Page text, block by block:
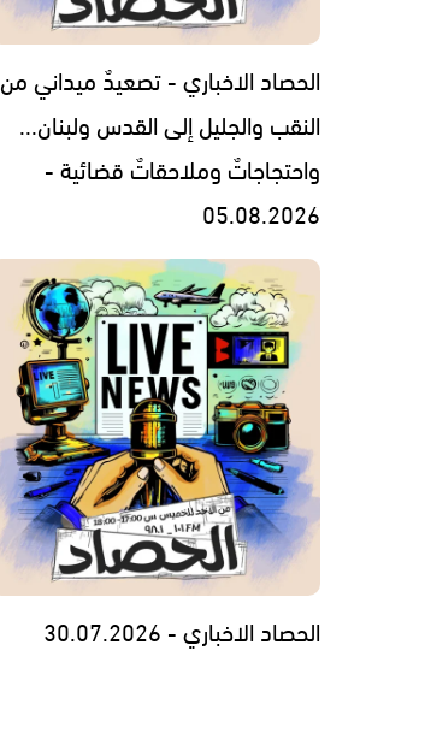
الحصاد الاخباري - تصعيدٌ ميداني من
النقب والجليل إلى القدس ولبنان...
واحتجاجاتٌ وملاحقاتٌ قضائية -
05.08.2026
الحصاد الاخباري - 30.07.2026